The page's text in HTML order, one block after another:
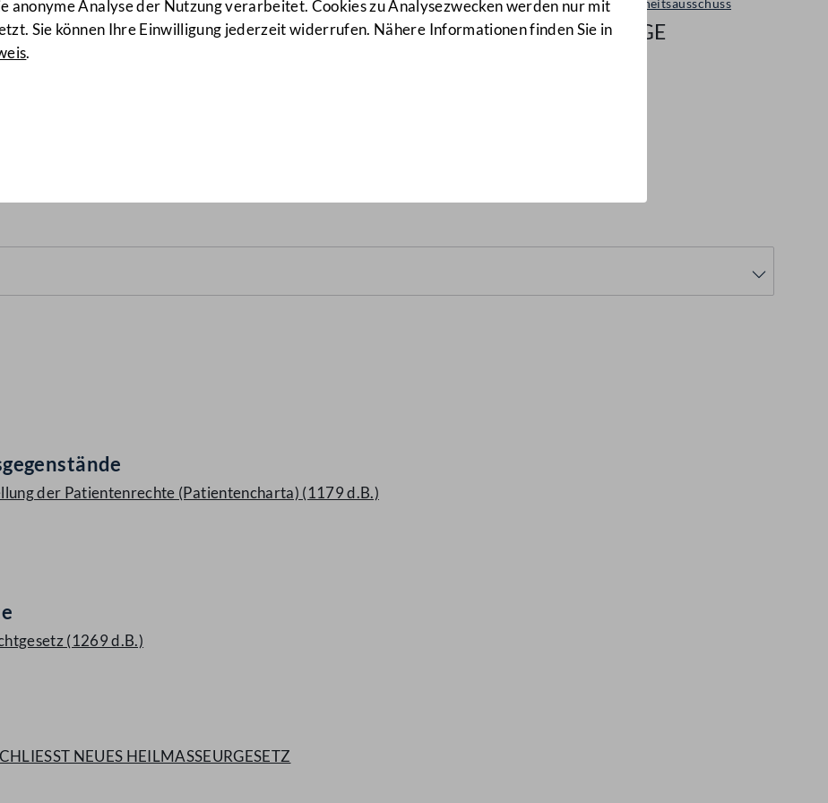
anonyme Analyse der Nutzung verarbeitet. Cookies zu Analysezwecken werden nur mit
Sie können Ihre Einwilligung jederzeit widerrufen. Nähere Informationen finden Sie in
.
Gesundheitsausschuss
1/A-GE
der Patientenrechte (Patientencharta) (1179 d.B.)
(1269 d.B.)
NEUES HEILMASSEURGESETZ